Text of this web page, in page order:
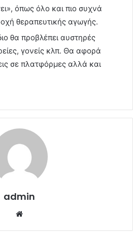
όπως όλο και πιο συχνά
θεραπευτικής αγωγής.
θα προβλέπει αυστηρές
γονείς κλπ. Θα αφορά
σε πλατφόρμες αλλά και
admin